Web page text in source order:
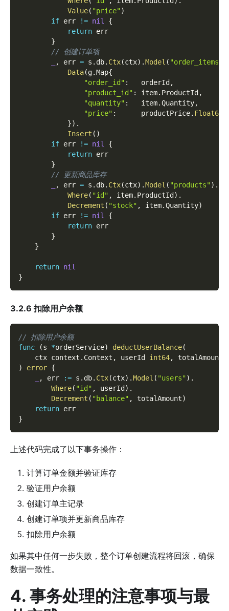
Value( "price")
if err != nil
{
return err
}
// 创建订单项
, err = s . db. Ctx(ctx) .Model ( "order_items"
Data(g.Map{
"order_id" :
   orderId
,
"product_id" : item. ProductId ,
"quantity" :
   item
.Quantity,
"price" :
      productPrice
. Float64
}) .
Insert ( )
if err != nil
{
return err
}
// 更新商品库存
, err = s . db. Ctx(ctx) .Model ( "products") .
Where( "id" , item. ProductId ) .
Decrement ( "stock" , item.Quantity)
if err != nil
{
return err
}
}
return nil
}
3.2.6 扣除用户余额
// 扣除用户余额
func
(s *orderService) deductUserBalance(
	ctx context
. Context , userId int64, totalAmount
)
error {
, err := s . db. Ctx(ctx) .Model ( "users") .
Where( "id" , userId ) .
Decrement ( "balance" , totalAmount)
return err
}
上述代码完成了以下事务操作：
计算订单金额并验证库存
验证用户余额
创建订单主记录
创建订单项并更新商品库存
扣除用户余额
如果其中任何一步失败，整个订单创建流程将回滚，确保
数据一致性。
4. 事务处理的注意事项与最